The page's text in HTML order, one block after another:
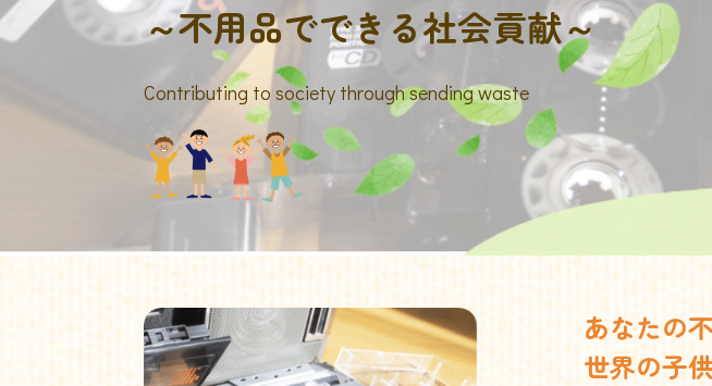
～不用品でできる社会貢献～
Contributing to society through sending waste
あなたの
世界の子